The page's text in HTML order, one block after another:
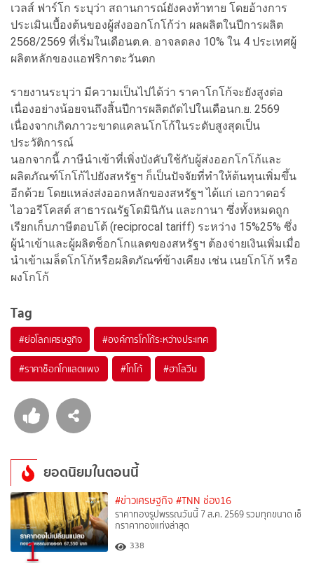
เวลส์ ฟาร์โก ระบุว่า สถานการณ์ยังคงท้าทาย โดยอ้างการ
ประเมินเบื้องต้นของผู้ส่งออกโกโก้ว่า ผลผลิตในปีการผลิต
2568/2569 ที่เริ่มในเดือนต.ค. อาจลดลง 10% ใน 4 ประเทศผู้
ผลิตหลักของแอฟริกาตะวันตก
รายงานระบุว่า มีความเป็นไปได้ว่า ราคาโกโก้จะยังสูงต่อ
เนื่องอย่างน้อยจนถึงสิ้นปีการผลิตถัดไปในเดือนก.ย. 2569
เนื่องจากเกิดภาวะขาดแคลนโกโก้ในระดับสูงสุดเป็น
ประวัติการณ์
นอกจากนี้ ภาษีนำเข้าที่เพิ่งบังคับใช้กับผู้ส่งออกโกโก้และ
ผลิตภัณฑ์โกโก้ไปยังสหรัฐฯ ก็เป็นปัจจัยที่ทำให้ต้นทุนเพิ่มขึ้น
อีกด้วย โดยแหล่งส่งออกหลักของสหรัฐฯ ได้แก่ เอกวาดอร์
ไอวอรีโคสต์ สาธารณรัฐโดมินิกัน และกานา ซึ่งทั้งหมดถูก
เรียกเก็บภาษีตอบโต้ (reciprocal tariff) ระหว่าง 15%25% ซึ่ง
ผู้นำเข้าและผู้ผลิตช็อกโกแลตของสหรัฐฯ ต้องจ่ายเงินเพิ่มเมื่อ
นำเข้าเมล็ดโกโก้หรือผลิตภัณฑ์ข้างเคียง เช่น เนยโกโก้ หรือ
ผงโกโก้
Tag
#ย่อโลกเศรษฐกิจ #องค์การโกโก้ระหว่างประเทศ
#ราคาช็อกโกแลตแพง #โกโก้ #ฮาโลวีน
ยอดนิยมในตอนนี้
1
#ข่าวเศรษฐกิจ #TNN ช่อง16
ราคาทองรูปพรรณวันนี้ 7 ส.ค. 2569 รวมทุกขนาด เช็
กราคาทองแท่งล่าสุด
338